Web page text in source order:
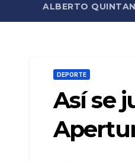
ALBERTO
DEPORTE
Así se